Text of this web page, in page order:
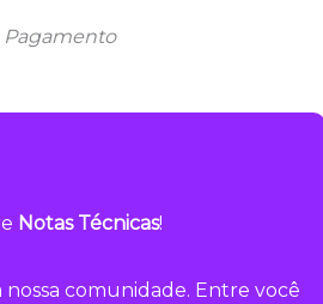
Pagamento
Notas Técnicas!
nossa comunidade. Entre você